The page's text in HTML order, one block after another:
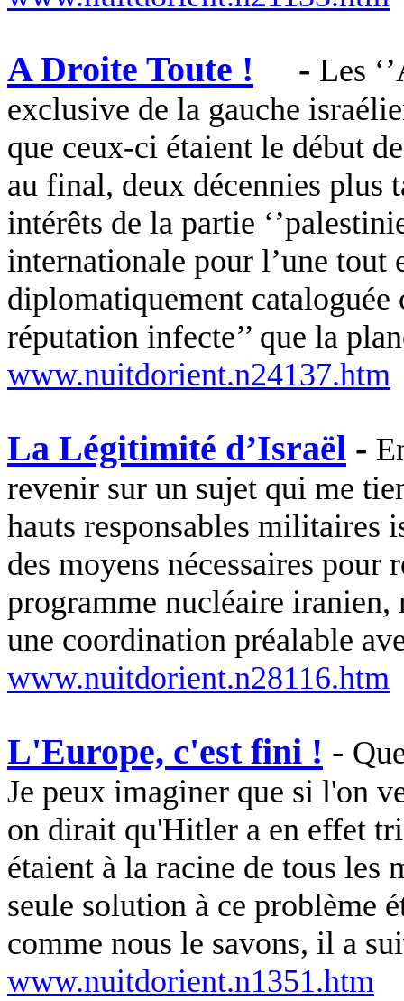
A Droite Toute ! - Les
exclusive de la gauche
que ceux-ci étaient le début
au final, deux décennies plus
intérêts de la partie
internationale pour l’une tout
diplomatiquement cataloguée
réputation infecte’’ que la
www.nuitdorient.n24137.htm
La Légitimité d’Israël -
revenir sur un sujet qui me
hauts responsables militaires
des moyens nécessaires
programme nucléaire iranien,
une coordination préalable
www.nuitdorient.n28116.htm
L'Europe, c'est fini ! -
Je peux imaginer que si l'on
on dirait qu'Hitler a en effet
étaient à la racine de tous les
seule solution à ce problème
comme nous le savons, il a
www.nuitdorient.n1351.htm